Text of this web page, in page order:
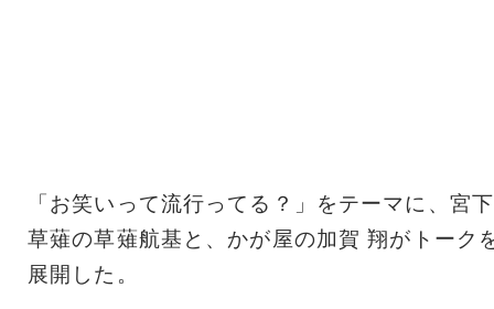
「お笑いって流行ってる？」をテーマに、宮下
草薙の草薙航基と、かが屋の加賀 翔がトーク
展開した。